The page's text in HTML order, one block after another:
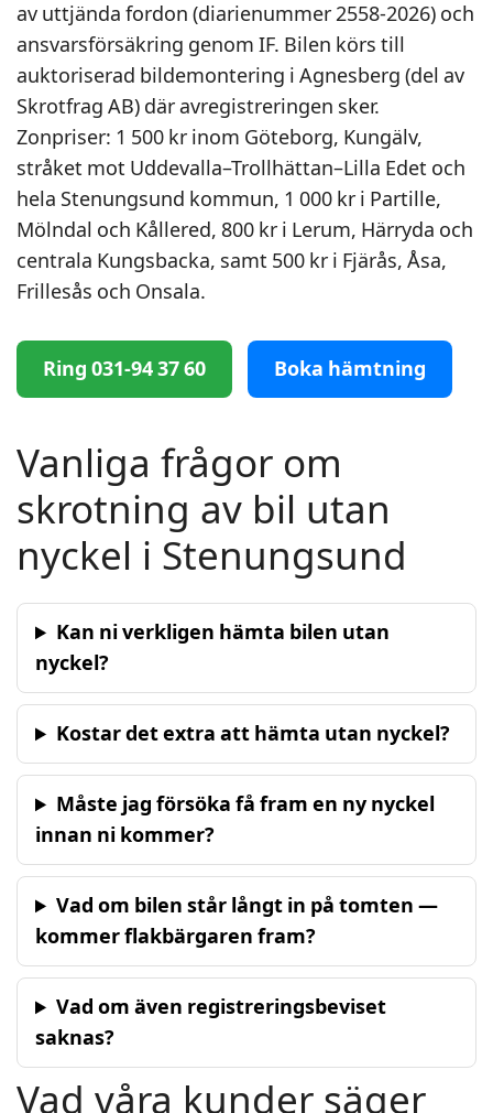
av uttjända fordon (diarienummer 2558-2026) och
ansvarsförsäkring genom IF. Bilen körs till
auktoriserad bildemontering i Agnesberg (del av
Skrotfrag AB) där avregistreringen sker.
Zonpriser: 1 500 kr inom Göteborg, Kungälv,
stråket mot Uddevalla–Trollhättan–Lilla Edet och
hela Stenungsund kommun, 1 000 kr i Partille,
Mölndal och Kållered, 800 kr i Lerum, Härryda och
centrala Kungsbacka, samt 500 kr i Fjärås, Åsa,
Frillesås och Onsala.
Ring 031-94 37 60 Boka hämtning
Vanliga frågor om
skrotning av bil utan
nyckel i Stenungsund
Kan ni verkligen hämta bilen utan
nyckel?
Kostar det extra att hämta utan nyckel?
Måste jag försöka få fram en ny nyckel
innan ni kommer?
Vad om bilen står långt in på tomten —
kommer flakbärgaren fram?
Vad om även registreringsbeviset
saknas?
Vad våra kunder säger